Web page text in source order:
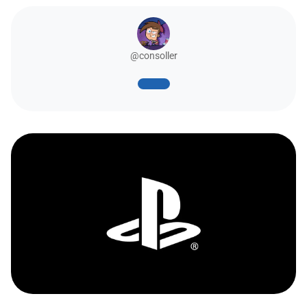
@consoller